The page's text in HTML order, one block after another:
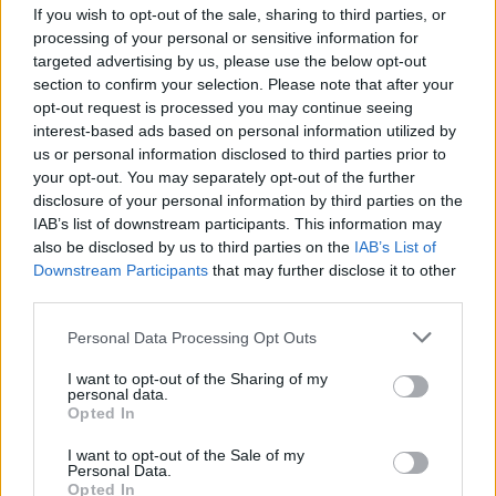
If you wish to opt-out of the sale, sharing to third parties, or
processing of your personal or sensitive information for
targeted advertising by us, please use the below opt-out
section to confirm your selection. Please note that after your
opt-out request is processed you may continue seeing
interest-based ads based on personal information utilized by
us or personal information disclosed to third parties prior to
your opt-out. You may separately opt-out of the further
disclosure of your personal information by third parties on the
IAB’s list of downstream participants. This information may
also be disclosed by us to third parties on the IAB’s List of
Downstream Participants that may further disclose it to other
Please note that this website/app uses one or more Google
not limited to your visit or usage behaviour. You may click to
grant or deny consent to Google and its third-party tags to
use your data for below specified purposes in below Google
consent section.
Personal Data Processing Opt Outs
I want to opt-out of the Sharing of my
personal data.
Opted In
I want to opt-out of the Sale of my
Personal Data.
Opted In
είναι στη χώρα μας, αλλά και διεθνώς, ένα πρώτης
προοδευτικό πανεπιστήμιο, με δημόσιο χαρακτήρα,
ρόλο στο παγκόσμιο στερέωμα.
Συνεχίζουμε την προγραμματική μας πορεία,
υπόστασή μας σε τοπικό, εθνικό, ευρωπαϊκό και διεθνές
διαρκώς μοναδικές αναβαθμισμένες εμπειρίες γνώσης
Δείτε επίσηςΜαρινάκης για Πανεπιστήμια: Μέχρι το
ελεγχόμενης εισόδου